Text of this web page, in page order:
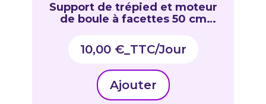
Support de trépied et moteur
de boule à facettes 50 cm
10,00 €_TTC
Ajouter